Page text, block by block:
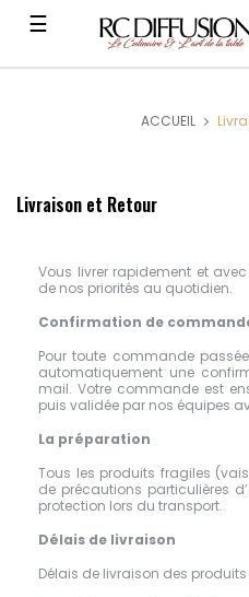
Basculer
la
navigation
☰
ACCUEIL
Livraison et Retour
Vous livrer rapidement et
de nos priorités au quotidien.
Confirmation de
Pour toute commande
automatiquement une
mail. Votre commande est
puis validée par nos équipes
La préparation
Tous les produits fragiles
de précautions particulières
protection lors du transport.
Délais de livraison
Délais de livraison des produits